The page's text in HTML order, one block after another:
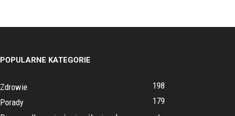
POPULARNE KATEGORIE
Zdrowie
198
Porady
179